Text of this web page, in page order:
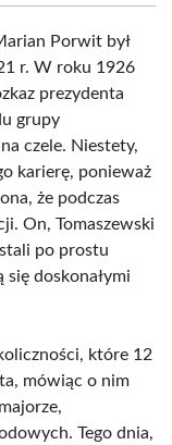
Porwit był
r. W roku 1926
prezydenta
grupy
czele. Niestety,
karierę, ponieważ
że podczas
On, Tomaszewski
po prostu
doskonałymi
które 12
mówiąc o nim
Tego dnia,